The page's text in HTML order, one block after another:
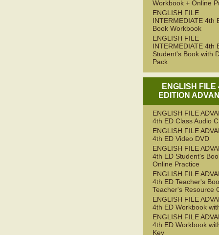
Workbook + Online
ENGLISH FILE
INTERMEDIATE 4th
Book Workbook
ENGLISH FILE
INTERMEDIATE 4th
Student's Book with
Pack
ENGLISH FILE
EDITION
ENGLISH FILE
4th ED Class Audio
ENGLISH FILE
4th ED Video DVD
ENGLISH FILE
4th ED Student's
Online Practice
ENGLISH FILE
4th ED Teacher's
Teacher's Resource
ENGLISH FILE
4th ED Workbook
ENGLISH FILE
4th ED Workbook
Key